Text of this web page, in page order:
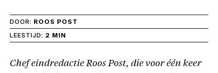
DOOR: ROOS POST
LEESTIJD: 2 MIN
Chef eindredactie Roos Post, die voor één keer